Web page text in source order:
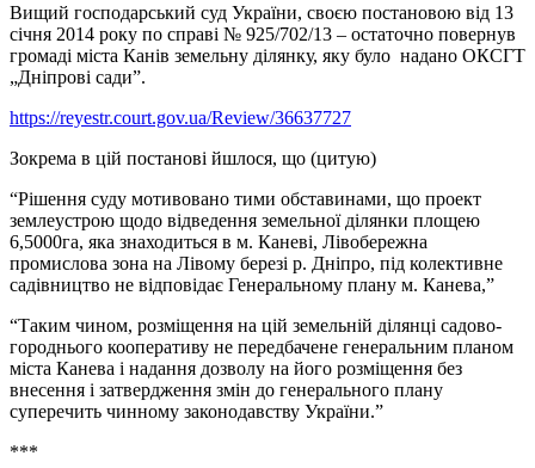
Вищий господарський суд України, своєю постановою від 13
січня 2014 року по справі № 925/702/13 – остаточно повернув
громаді міста Канів земельну ділянку, яку було надано ОКСГТ
„Дніпрові сади”.
https://reyestr.court.gov.ua/Review/36637727
Зокрема в цій постанові йшлося, що (цитую)
“Рішення суду мотивовано тими обставинами, що проект
землеустрою щодо відведення земельної ділянки площею
6,5000га, яка знаходиться в м. Каневі, Лівобережна
промислова зона на Лівому березі р. Дніпро, під колективне
садівництво не відповідає Генеральному плану м. Канева,”
“Таким чином, розміщення на цій земельній ділянці садово-
городнього кооперативу не передбачене генеральним планом
міста Канева і надання дозволу на його розміщення без
внесення і затвердження змін до генерального плану
суперечить чинному законодавству України.”
***